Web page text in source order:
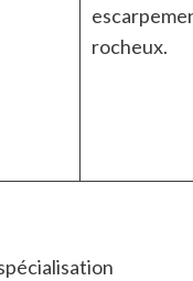
rocheux.